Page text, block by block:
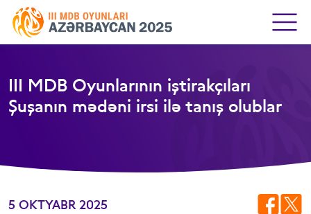
III MDB Oyunlarının iştirakçıları
Şuşanın mədəni irsi ilə tanış olublar
5 OKTYABR 2025